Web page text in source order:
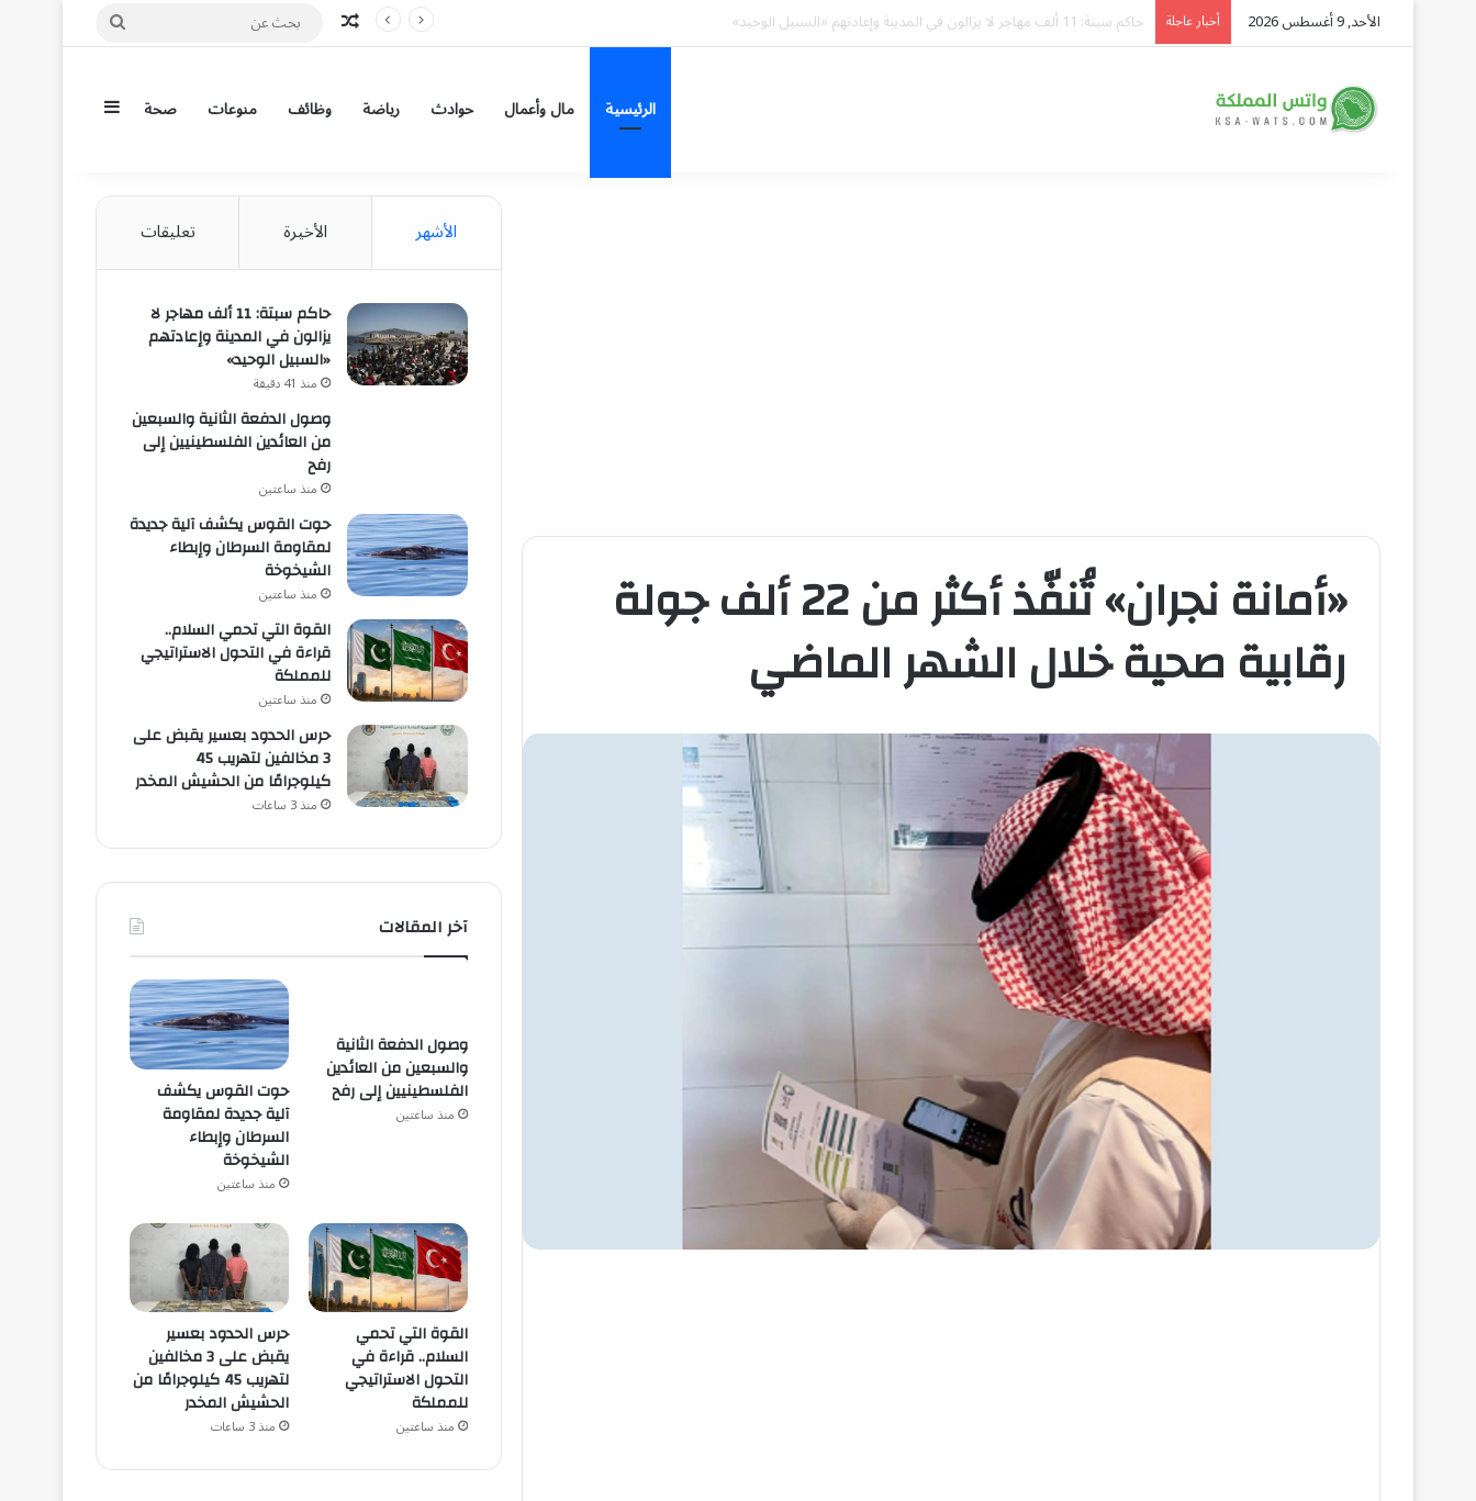
الأحد, 9 أغسطس 2026 أخبار عاجلة وصول الدفعة الثانية والسبعين من العائدين الفلسطينيين إلى رفح مقال عشوائي
بحث
الرئيسية مال وأعمال حوادث رياضة وظائف منوعات صحة إضافة عمود
«أمانة نجران» تُنفّذ أكثر من 22 ألف جولة
رقابية صحية خلال الشهر الماضي
الأشهر الأخيرة تعليقات
حاكم سبتة: 11 ألف مهاجر لا
يزالون في المدينة وإعادتهم
«السبيل الوحيد»
منذ 41 دقيقة
وصول الدفعة الثانية والسبعين
من العائدين الفلسطينيين إلى
رفح
منذ ساعتين
حوت القوس يكشف آلية جديدة
لمقاومة السرطان وإبطاء
الشيخوخة
منذ ساعتين
القوة التي تحمي السلام..
قراءة في التحول الاستراتيجي
للمملكة
منذ ساعتين
حرس الحدود بعسير يقبض على
3 مخالفين لتهريب 45
كيلوجرامًا من الحشيش المخدر
منذ 3 ساعات
آخر المقالات
وصول الدفعة الثانية
والسبعين من العائدين
الفلسطينيين إلى رفح
منذ ساعتين
حوت القوس يكشف
آلية جديدة لمقاومة
السرطان وإبطاء
الشيخوخة
منذ ساعتين
القوة التي تحمي
السلام.. قراءة في
التحول الاستراتيجي
للمملكة
منذ ساعتين
حرس الحدود بعسير
يقبض على 3 مخالفين
لتهريب 45 كيلوجرامًا من
الحشيش المخدر
منذ 3 ساعات